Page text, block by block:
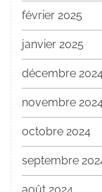
février 2025
janvier 2025
décembre
novembre
octobre 2024
septembre